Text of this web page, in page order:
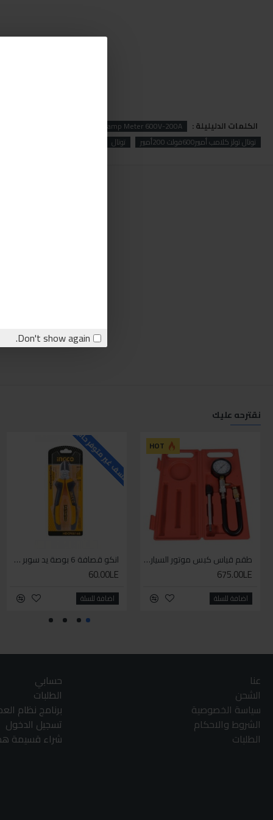
Don't show again.
الكلمات الدليليلة : Total Tools Digital AC Clamp Meter 600V-200A
توتال تولز كلامب أمبير600فولت 200أمبير
توتال
نقترحه عليك
HOT
طقم قياس كبس موتور السياره 3 ق
675.00LE
اضافة للسلة
للاسف غير متوفر حاليا
انكو قصافة 6 بوصة يد سوبر وان
60.00LE
اضافة للسلة
عنا
الشحن
سياسة الخصوصية
الشروط والاحكام
الطلبات
حسابي
الطلبات
برنامج نظام
تسجيل الدخول
شراء قسيمة